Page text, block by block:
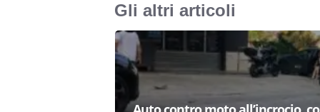
Gli altri articoli